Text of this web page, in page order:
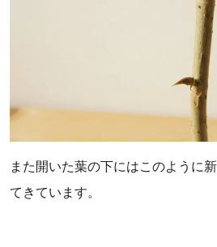
また開いた葉の下にはこのように
てきています。